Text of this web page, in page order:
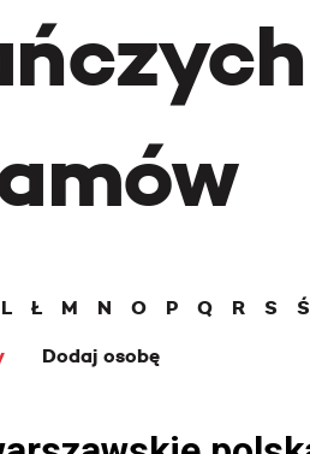
L Ł M N O P Q R S Ś
Dodaj osobę